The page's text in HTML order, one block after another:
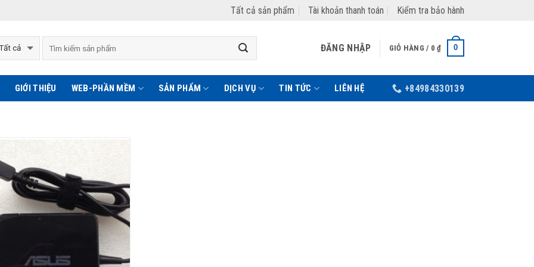
Tất cả sản phẩm Tài khoản thanh toán Kiểm tra bảo hành
ĐĂNG NHẬP GIỎ HÀNG / 0₫ 0
GIỚI THIỆU WEB-PHẦN MỀM SẢN PHẨM DỊCH VỤ TIN TỨC LIÊN HỆ +84984330139